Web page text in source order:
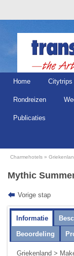
Home Citytrips
Rondreizen
Publicaties
Charmehotels
Mythic
Vorige stap
Informatie
Beoordeling
Griekenland >